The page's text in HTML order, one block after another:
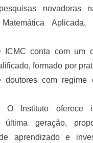
novadoras
Matemática
ICMC conta com um
formado por
doutores com regime
O Instituto oferece
última geração,
aprendizado e